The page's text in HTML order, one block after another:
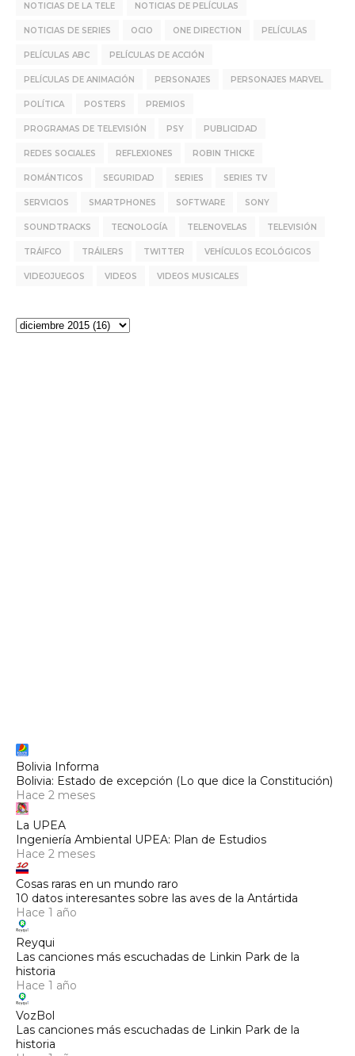
NOTICIAS DE LA TELE NOTICIAS DE PELÍCULAS
NOTICIAS DE SERIES OCIO ONE DIRECTION PELÍCULAS
PELÍCULAS ABC PELÍCULAS DE ACCIÓN
PELÍCULAS DE ANIMACIÓN PERSONAJES PERSONAJES MARVEL
POLÍTICA POSTERS PREMIOS
PROGRAMAS DE TELEVISIÓN PSY PUBLICIDAD
REDES SOCIALES REFLEXIONES ROBIN THICKE
ROMÁNTICOS SEGURIDAD SERIES SERIES TV
SERVICIOS SMARTPHONES SOFTWARE SONY
SOUNDTRACKS TECNOLOGÍA TELENOVELAS TELEVISIÓN
TRÁIFCO TRÁILERS TWITTER VEHÍCULOS ECOLÓGICOS
VIDEOJUEGOS VIDEOS VIDEOS MUSICALES
Bolivia Informa
Bolivia: Estado de excepción (Lo que dice la Constitución)
Hace 2 meses
La UPEA
Ingeniería Ambiental UPEA: Plan de Estudios
Hace 2 meses
Cosas raras en un mundo raro
10 datos interesantes sobre las aves de la Antártida
Hace 1 año
Reyqui
Las canciones más escuchadas de Linkin Park de la
historia
Hace 1 año
VozBol
Las canciones más escuchadas de Linkin Park de la
historia